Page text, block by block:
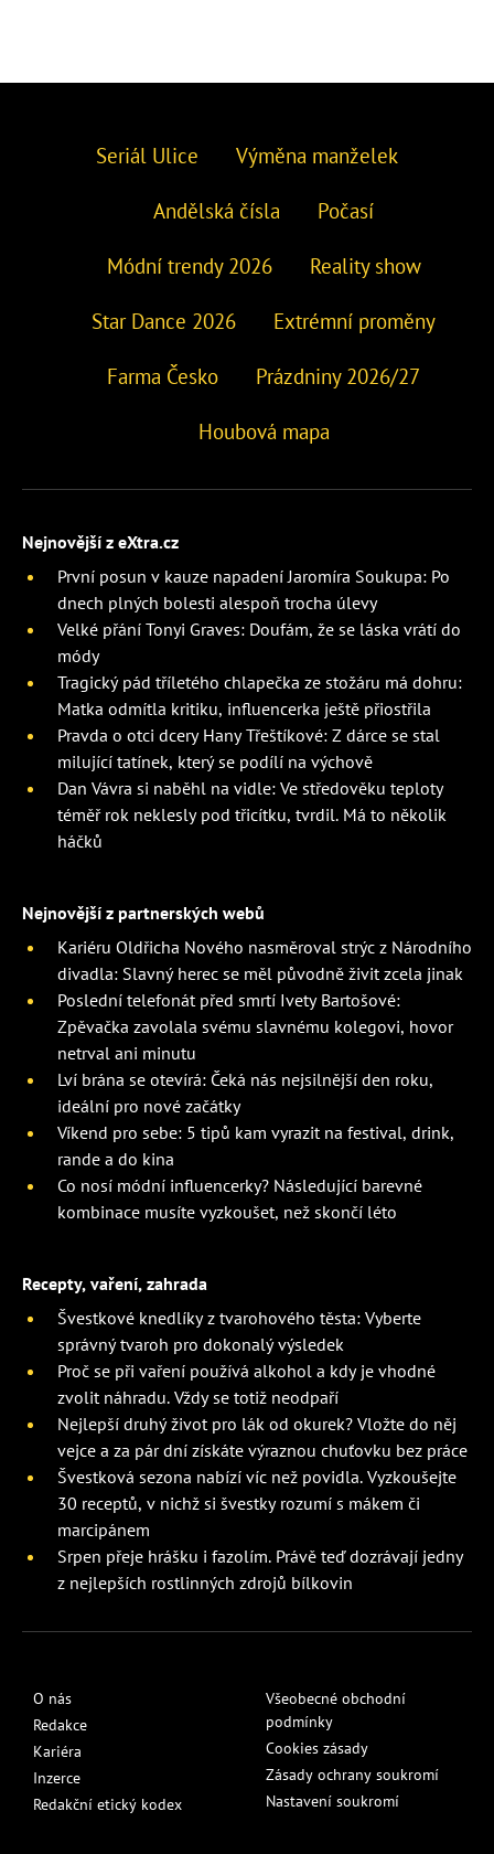
Seriál Ulice Výměna manželek
Andělská čísla Počasí
Módní trendy 2026 Reality show
Star Dance 2026 Extrémní proměny
Farma Česko Prázdniny 2026/27
Houbová mapa
Nejnovější z eXtra.cz
První posun v kauze napadení Jaromíra Soukupa: Po
dnech plných bolesti alespoň trocha úlevy
Velké přání Tonyi Graves: Doufám, že se láska vrátí do
módy
Tragický pád tříletého chlapečka ze stožáru má dohru:
Matka odmítla kritiku, influencerka ještě přiostřila
Pravda o otci dcery Hany Třeštíkové: Z dárce se stal
milující tatínek, který se podílí na výchově
Dan Vávra si naběhl na vidle: Ve středověku teploty
téměř rok neklesly pod třicítku, tvrdil. Má to několik
háčků
Nejnovější z partnerských webů
Kariéru Oldřicha Nového nasměroval strýc z Národního
divadla: Slavný herec se měl původně živit zcela jinak
Poslední telefonát před smrtí Ivety Bartošové:
Zpěvačka zavolala svému slavnému kolegovi, hovor
netrval ani minutu
Lví brána se otevírá: Čeká nás nejsilnější den roku,
ideální pro nové začátky
Víkend pro sebe: 5 tipů kam vyrazit na festival, drink,
rande a do kina
Co nosí módní influencerky? Následující barevné
kombinace musíte vyzkoušet, než skončí léto
Recepty, vaření, zahrada
Švestkové knedlíky z tvarohového těsta: Vyberte
správný tvaroh pro dokonalý výsledek
Proč se při vaření používá alkohol a kdy je vhodné
zvolit náhradu. Vždy se totiž neodpaří
Nejlepší druhý život pro lák od okurek? Vložte do něj
vejce a za pár dní získáte výraznou chuťovku bez práce
Švestková sezona nabízí víc než povidla. Vyzkoušejte
30 receptů, v nichž si švestky rozumí s mákem či
marcipánem
Srpen přeje hrášku i fazolím. Právě teď dozrávají jedny
z nejlepších rostlinných zdrojů bílkovin
O nás
Redakce
Kariéra
Inzerce
Redakční etický kodex
Všeobecné obchodní
podmínky
Cookies zásady
Zásady ochrany soukromí
Nastavení soukromí